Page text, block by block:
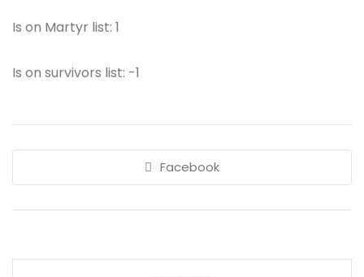
Is on Martyr list: 1
Is on survivors list: -1
Facebook